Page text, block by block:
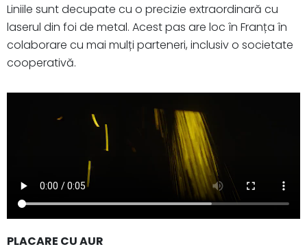
Liniile sunt decupate cu o precizie extraordinară cu
laserul din foi de metal. Acest pas are loc în Franța în
colaborare cu mai mulți parteneri, inclusiv o societate
cooperativă.
PLACARE CU AUR